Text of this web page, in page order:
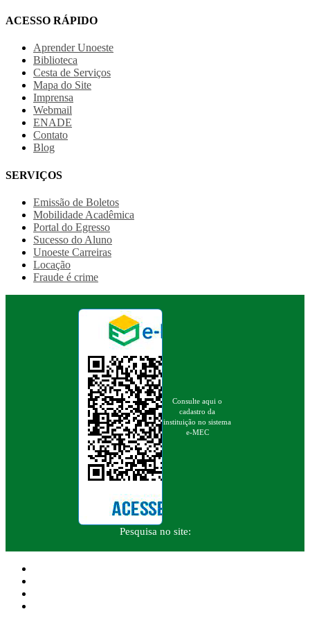
ACESSO RÁPIDO
Aprender Unoeste
Biblioteca
Cesta de Serviços
Mapa do Site
Imprensa
Webmail
ENADE
Contato
Blog
SERVIÇOS
Emissão de Boletos
Mobilidade Acadêmica
Portal do Egresso
Sucesso do Aluno
Unoeste Carreiras
Locação
Fraude é crime
Consulte aqui o
cadastro da
instituição no sistema
e-MEC
Pesquisa no site: